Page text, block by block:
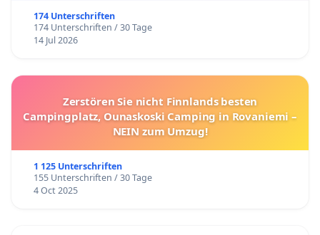
174 Unterschriften
174 Unterschriften / 30 Tage
14 Jul 2026
Zerstören Sie nicht Finnlands besten
Campingplatz, Ounaskoski Camping in Rovaniemi –
NEIN zum Umzug!
1 125 Unterschriften
155 Unterschriften / 30 Tage
4 Oct 2025